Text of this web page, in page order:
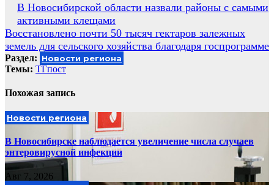
Навигация
по
записям
В Новосибирской области назвали районы с самыми
активными клещами
Восстановлено почти 50 тысяч гектаров залежных
земель для сельского хозяйства благодаря госпрограмме
Раздел: Новости региона
Темы: ТГпост
Похожая запись
Новости региона
В Новосибирске наблюдается увеличение числа случаев
энтеровирусной инфекции
Авг 7, 2026